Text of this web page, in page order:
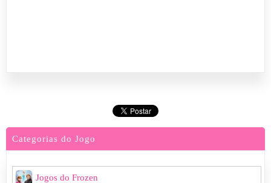
Categorias do Jogo
Jogos do Frozen